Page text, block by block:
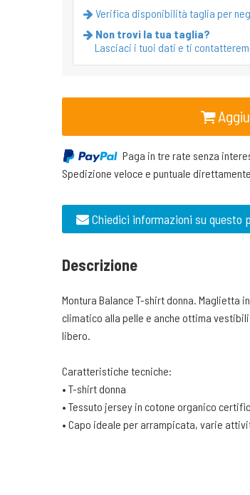
Verifica disponibilità taglia per
Non trovi la tua taglia?
Lasciaci i tuoi dati e ti
Paga in tre rate senza
Spedizione veloce e puntuale
Chiedici informazioni su questo
Descrizione
Montura Balance T-shirt donna.
climatico alla pelle e anche ottima
libero.
Caratteristiche tecniche:
• T-shirt donna
• Tessuto jersey in cotone organico
• Capo ideale per arrampicata, varie